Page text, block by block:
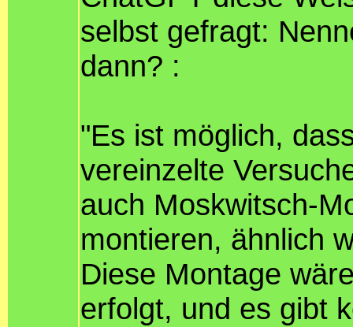
selbst gefragt:
dann? :
"Es ist möglich,
vereinzelte
auch Moskwitsch-
montieren, ähnlich
Diese Montage
erfolgt, und es gibt